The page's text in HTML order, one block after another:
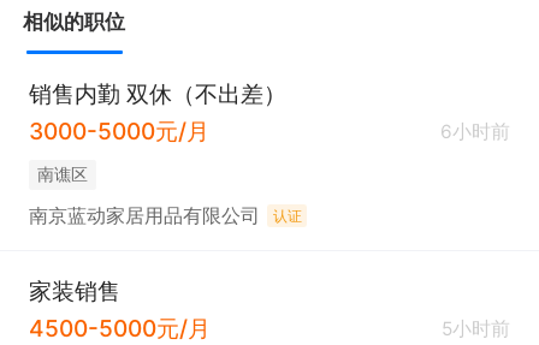
相似的职位
销售内勤 双休（不出差）
3000-5000元/月
6小时前
南谯区
南京蓝动家居用品有限公司 认证
家装销售
4500-5000元/月
5小时前